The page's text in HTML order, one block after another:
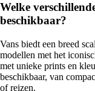
Welke
beschikbaar?
Vans biedt een breed
modellen met het
met unieke prints en
beschikbaar, van
of reizen.